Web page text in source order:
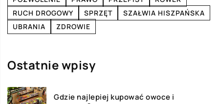
RUCH DROGOWY
SPRZĘT
SZAŁWIA HISZPAŃSKA
UBRANIA
ZDROWIE
Ostatnie wpisy
Gdzie najlepiej kupować owoce i